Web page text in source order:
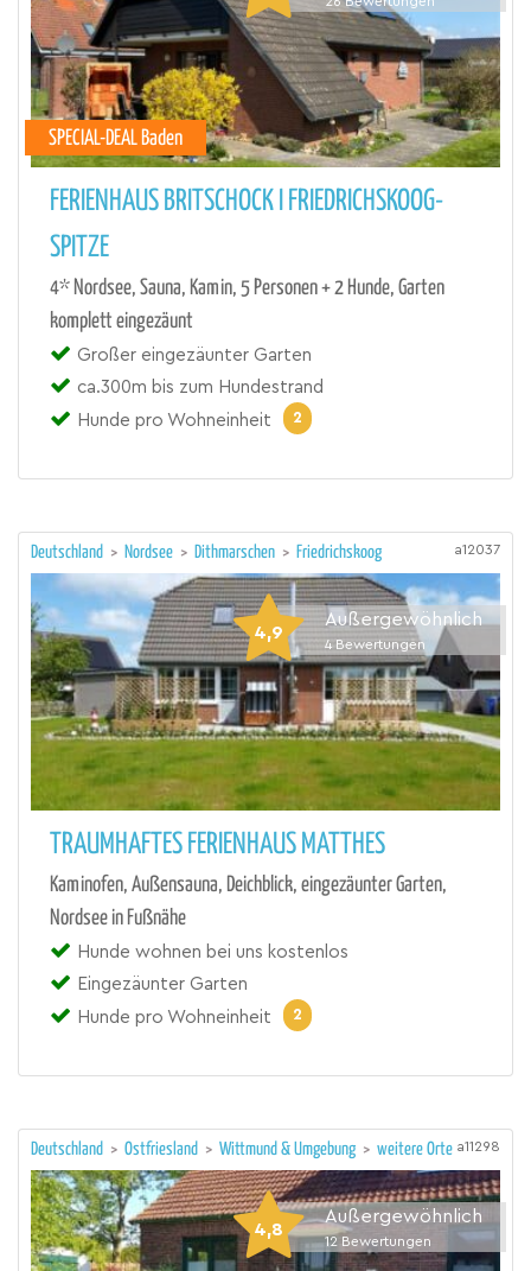
SPECIAL-DEAL Baden
FERIENHAUS BRITSCHOCK I FRIEDRICHSKOOG-
SPITZE
4* Nordsee, Sauna, Kamin, 5 Personen + 2 Hunde, Garten
komplett eingezäunt
Großer eingezäunter Garten
ca.300m bis zum Hundestrand
Hunde pro Wohneinheit
2
Deutschland > Nordsee > Dithmarschen > Friedrichskoog a12037
4,9
Außergewöhnlich
4 Bewertungen
TRAUMHAFTES FERIENHAUS MATTHES
Kaminofen, Außensauna, Deichblick, eingezäunter Garten,
Nordsee in Fußnähe
Hunde wohnen bei uns kostenlos
Eingezäunter Garten
Hunde pro Wohneinheit
2
Deutschland > Ostfriesland > Wittmund & Umgebung > weitere Orte a11298
4,8
Außergewöhnlich
12 Bewertungen